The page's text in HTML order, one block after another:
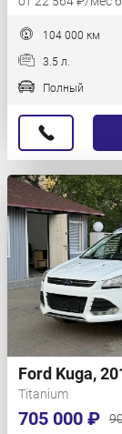
104 000 км
3.5 л.
Полный
Ford Kuga,
Titanium
705 000 ₽